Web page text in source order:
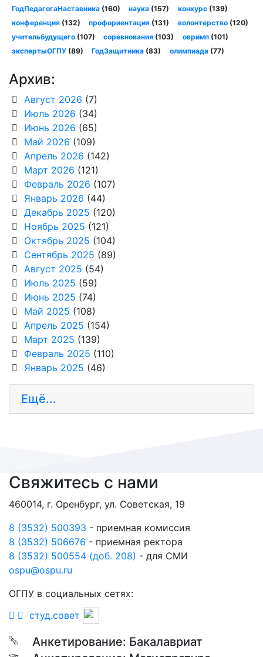
ГодПедагогаНаставника(160) наука (157) конкурс(139)
конференция(132) профориентация (131) волонтерство(120)
учительбудущего(107) соревнования (103) овримп(101)
экспертыОГПУ(89) ГодЗащитника (83) олимпиада(77)
Архив:
Август 2026 (7)
Июль 2026 (34)
Июнь 2026 (65)
Май 2026 (109)
Апрель 2026 (142)
Март 2026 (121)
Февраль 2026 (107)
Январь 2026 (44)
Декабрь 2025 (120)
Ноябрь 2025 (121)
Октябрь 2025 (104)
Сентябрь 2025 (89)
Август 2025 (54)
Июль 2025 (59)
Июнь 2025 (74)
Май 2025 (108)
Апрель 2025 (154)
Март 2025 (139)
Февраль 2025 (110)
Январь 2025 (46)
Ещё...
Свяжитесь с нами
460014, г. Оренбург, ул. Советская, 19
8 (3532) 500393 - приемная комиссия
8 (3532) 506676 - приемная ректора
8 (3532) 500554 (доб. 208) - для СМИ
ospu@ospu.ru
ОГПУ в социальных сетях:
студ.совет
Анкетирование: Бакалавриат